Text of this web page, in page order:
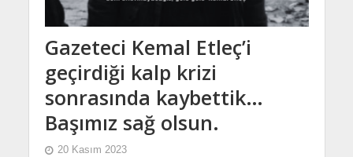
Gazeteci Kemal Etleç’i
geçirdiği kalp krizi
sonrasında kaybettik…
Başımız sağ olsun.
20 Kasım 2023